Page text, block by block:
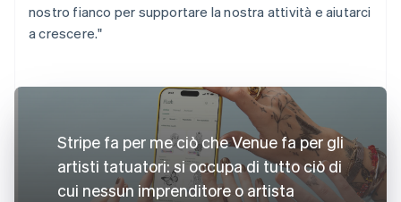
nostro fianco per supportare la nostra attività e aiutarci
a crescere."
Stripe fa per me ciò che Venue fa per gli
artisti tatuatori: si occupa di tutto ciò di
cui nessun imprenditore o artista